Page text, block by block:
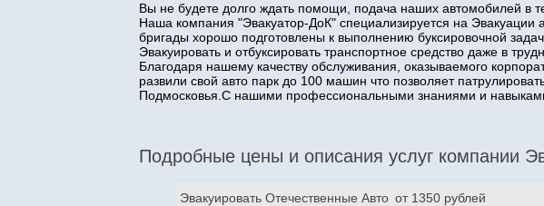
Вы не будете долго ждать помощи, подача наших автомобилей в
Наша компания "Эвакуатор-ДоК" специализируется на Эвакуации
бригады хорошо подготовлены к выполнению буксировочной
Эвакуировать и отбуксировать транспортное средство даже в
Благодаря нашему качеству обслуживания, оказываемого
развили свой авто парк до 100 машин что позволяет
Подмосковья.С нашими профессиональными знаниями и
Подробные цены и описания услуг компании
Эвакуировать Отечественные Авто от 1350 рублей